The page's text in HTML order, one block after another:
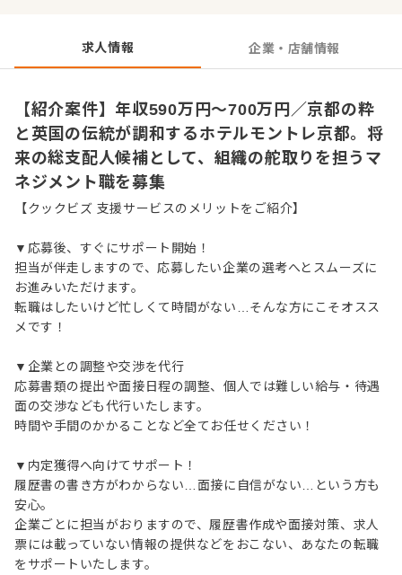
求人情報 企業・店舗情報
【紹介案件】年収590万円～700万円／京都の粋
と英国の伝統が調和するホテルモントレ京都。将
来の総支配人候補として、組織の舵取りを担うマ
ネジメント職を募集
【クックビズ 支援サービスのメリットをご紹介】
▼応募後、すぐにサポート開始！
担当が伴走しますので、応募したい企業の選考へとスムーズに
お進みいただけます。
転職はしたいけど忙しくて時間がない…そんな方にこそオスス
メです！
▼企業との調整や交渉を代行
応募書類の提出や面接日程の調整、個人では難しい給与・待遇
面の交渉なども代行いたします。
時間や手間のかかることなど全てお任せください！
▼内定獲得へ向けてサポート！
履歴書の書き方がわからない…面接に自信がない…という方も
安心。
企業ごとに担当がおりますので、履歴書作成や面接対策、求人
票には載っていない情報の提供などをおこない、あなたの転職
をサポートいたします。